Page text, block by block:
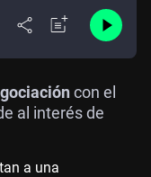
con el
al interés de
a una